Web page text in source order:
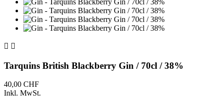
 
Tarquins British Blackberry Gin / 70cl / 38%
40,00 CHF
Inkl. MwSt.